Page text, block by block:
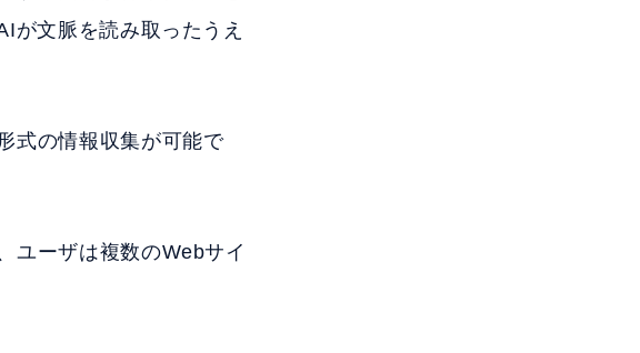
が文脈を読み取ったうえ
式の情報収集が可能で
ユーザは複数のWebサイ